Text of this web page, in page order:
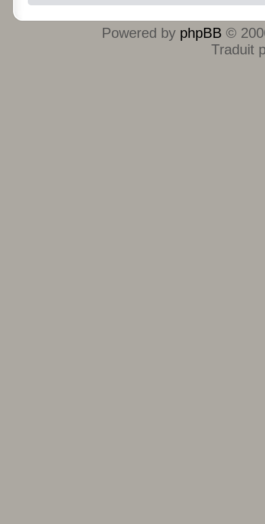
Powered by phpBB ©
Traduit